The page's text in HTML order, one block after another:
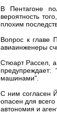
В Пентагоне
вероятность
плохим
Вопрос к главе
авиаинженеры
Стюарт Рассел,
машинами".
С ним согласен
опасен для
автономия и